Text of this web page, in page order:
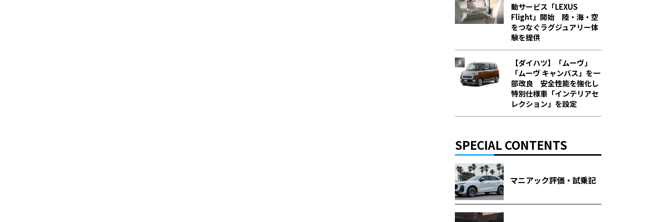
動サービス「LEXUS
Flight」開始 陸・海・空
をつなぐラグジュアリー体
験を提供
【ダイハツ】「ムーヴ」
「ムーヴ キャンバス」を一
部改良 安全性能を強化し
特別仕様車「インテリアセ
レクション」を設定
SPECIAL CONTENTS
マニアック評価・試乗記